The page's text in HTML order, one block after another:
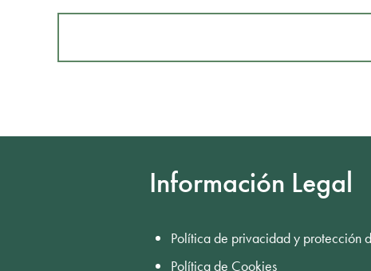
Información Legal
Política de privacidad y protección
Política de Cookies